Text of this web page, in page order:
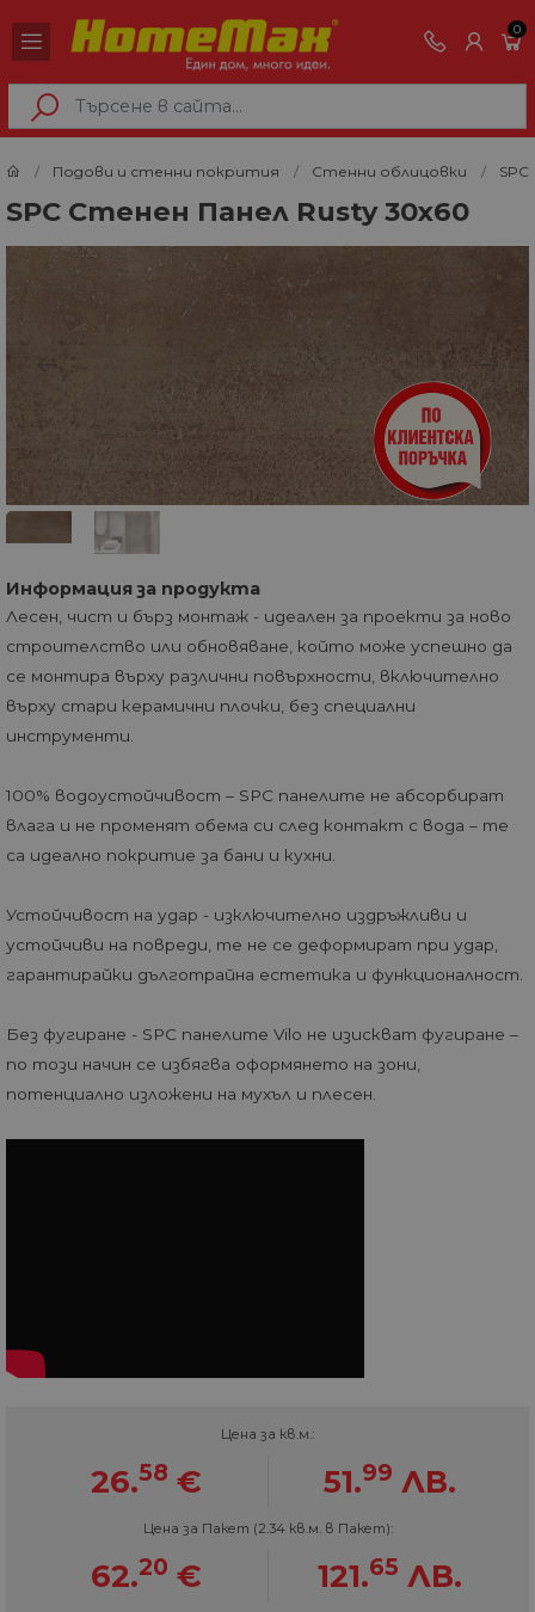
0
Подови и стенни покрития Стенни облицовки SPC
SPC Стенен Панел Rusty 30x60
Информация за продукта
Лесен, чист и бърз монтаж - идеален за проекти за ново
строителство или обновяване, който може успешно да
се монтира върху различни повърхности, включително
върху стари керамични плочки, без специални
инструменти.
100% водоустойчивост – SPC панелите не абсорбират
влага и не променят обема си след контакт с вода – те
са идеално покритие за бани и кухни.
Устойчивост на удар - изключително издръжливи и
устойчиви на повреди, те не се деформират при удар,
гарантирайки дълготрайна естетика и функционалност.
Без фугиране - SPC панелите Vilo не изискват фугиране –
по този начин се избягва оформянето на зони,
потенциално изложени на мухъл и плесен.
Цена за кв.м.:
26.58 € 51.99 ЛВ.
Цена за Пакет (2.34 кв.м. в Пакет):
62.20 € 121.65 ЛВ.